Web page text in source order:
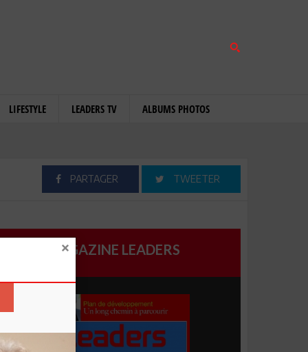
LIFESTYLE LEADERS TV ALBUMS PHOTOS
PARTAGER TWEETER
MAGAZINE LEADERS